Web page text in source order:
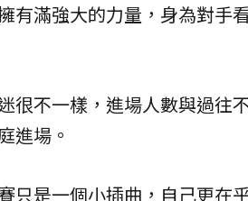
有滿強大的力量，身為對手
很不一樣，進場人數與過往
進場。
只是一個小插曲，自己更在